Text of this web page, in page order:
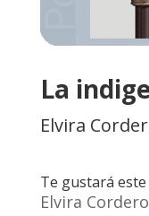
La
Elvira
Te gustará
Elvira